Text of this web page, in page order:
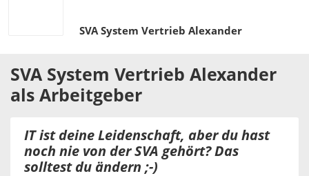
SVA System Vertrieb Alexander
SVA System Vertrieb Alexander
als Arbeitgeber
IT ist deine Leidenschaft, aber du hast
noch nie von der SVA gehört? Das
solltest du ändern ;-)